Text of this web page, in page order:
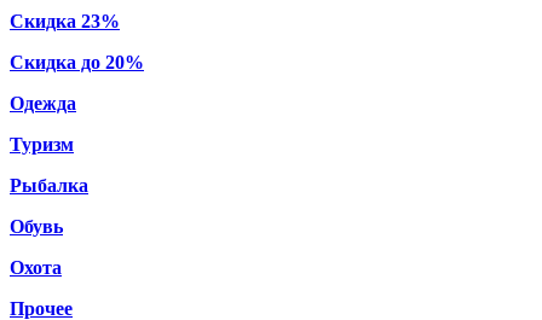
Скидка 23%
Скидка до 20%
Одежда
Туризм
Рыбалка
Обувь
Охота
Прочее